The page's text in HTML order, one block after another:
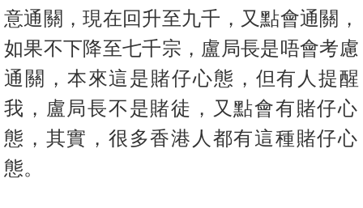
意通關，現在回升至九千，又點會通關，
如果不下降至七千宗， 盧局長是唔會考慮
通關，本來這是賭仔心態，但有人提醒
我， 盧局長不是賭徒，又點會有賭仔心
態，其實，很多香港人都有這種賭仔心
態。